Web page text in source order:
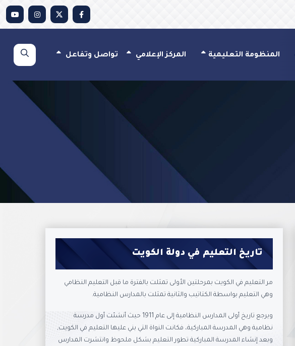
المنظومة التعليمية المركز الإعلامي تواصل وتفاعل
تاريخ التعليم في دولة الكويت
مر التعليم في الكويت بمرحلتين الأولى تمثلت بالفترة ما قبل التعليم النظامي
وهي التعليم بواسطة الكتاتيب والثانية تمثلت بالمدارس النظامية.
ويرجع تاريخ أولى المدارس النظامية إلى عام 1911 حيث أنشئت أول مدرسة
نظامية وهي المدرسة المباركية، فكانت النواة التي بني عليها التعليم في الكويت,
وبعد إنشاء المدرسة المباركية تطور التعليم بشكل ملحوظ وانتشرت المدارس